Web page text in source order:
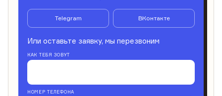
Telegram ВКонтакте
Или оставьте заявку, мы перезвоним
КАК ТЕБЯ ЗОВУТ
НОМЕР ТЕЛЕФОНА